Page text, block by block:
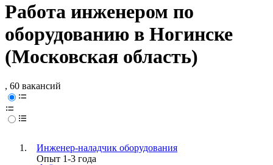
Работа инженером по
оборудованию в Ногинске
(Московская область)
, 60 вакансий
Инженер-наладчик оборудования
Опыт 1-3 года